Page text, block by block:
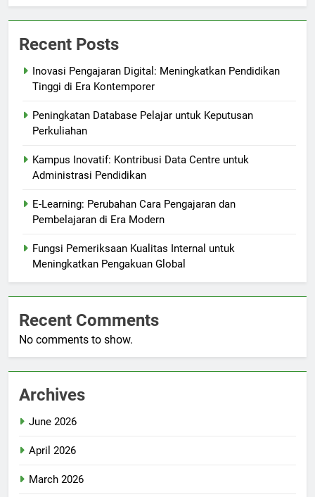
Recent Posts
Inovasi Pengajaran Digital: Meningkatkan Pendidikan
Tinggi di Era Kontemporer
Peningkatan Database Pelajar untuk Keputusan
Perkuliahan
Kampus Inovatif: Kontribusi Data Centre untuk
Administrasi Pendidikan
E-Learning: Perubahan Cara Pengajaran dan
Pembelajaran di Era Modern
Fungsi Pemeriksaan Kualitas Internal untuk
Meningkatkan Pengakuan Global
Recent Comments
No comments to show.
Archives
June 2026
April 2026
March 2026